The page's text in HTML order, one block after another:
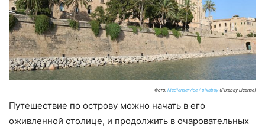
Фото: Medienservice / pixabay (Pixabay License)
Путешествие по острову можно начать в его
оживленной столице, и продолжить в очаровательных